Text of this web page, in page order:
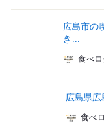
広島市の
き...
食べ
広島県
食べ